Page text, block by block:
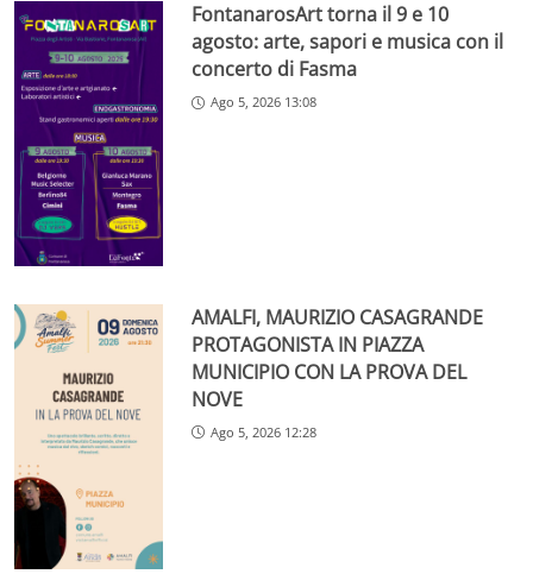
FontanarosArt torna il 9 e 10
agosto: arte, sapori e musica con il
concerto di Fasma
Ago 5, 2026 13:08
AMALFI, MAURIZIO CASAGRANDE
PROTAGONISTA IN PIAZZA
MUNICIPIO CON LA PROVA DEL
NOVE
Ago 5, 2026 12:28